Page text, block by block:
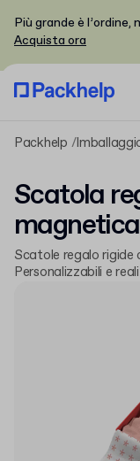
Più grande è l’ordine,
Acquista ora
Packhelp
Scatola
Scatole regalo
Personalizzabili e